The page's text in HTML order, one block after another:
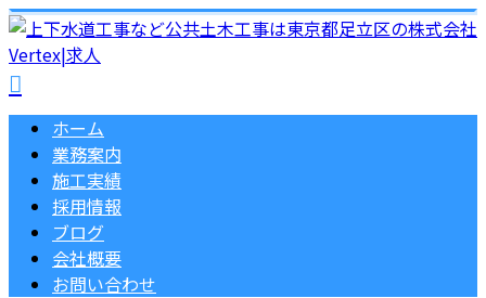
ホーム
業務案内
施工実績
採用情報
ブログ
会社概要
お問い合わせ